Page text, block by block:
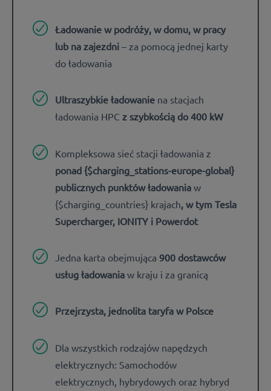
Ładowanie w podróży, w domu, w pracy
lub na zajezdni – za pomocą jednej karty
do ładowania
Ultraszybkie ładowanie na stacjach
ładowania HPC z szybkością do 400 kW
Kompleksowa sieć stacji ładowania z
ponad {$charging_stations-europe-global}
publicznych punktów ładowania w
{$charging_countries} krajach, w tym Tesla
Supercharger, IONITY i Powerdot
Jedna karta obejmująca 900 dostawców
usług ładowania w kraju i za granicą
Przejrzysta, jednolita taryfa w Polsce
Dla wszystkich rodzajów napędzych
elektrycznych: Samochodów
elektrycznych, hybrydowych oraz hybryd